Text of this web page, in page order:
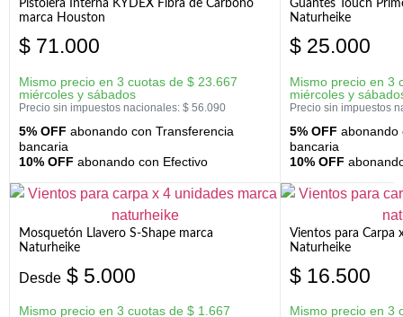
Pistolera Interna KYDEX Fibra de Carbono
marca Houston
$ 71.000
Mismo precio en 3 cuotas de $ 23.667
miércoles y sábados
Precio sin impuestos nacionales: $ 56.090
5% OFF abonando con Transferencia
bancaria
10% OFF abonando con Efectivo
Guantes Touch
Naturheike
$ 25.000
Mismo precio en 3
miércoles y
Precio sin impuestos
5% OFF abonando
bancaria
10% OFF
Mosquetón Llavero S-Shape marca
Naturheike
Desde $ 5.000
Mismo precio en 3 cuotas de $ 1.667
Vientos para Carpa
Naturheike
$ 16.500
Mismo precio en 3